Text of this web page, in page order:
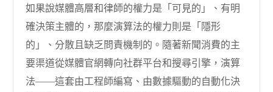
如果說媒體高層和律師的權力是「可見的」、有明
確決策主體的，那麼演算法的權力則是「隱形
的」、分散且缺乏問責機制的。隨著新聞消費的主
要渠道從媒體官網轉向社群平台和搜尋引擎，演算
法——這套由工程師編寫、由數據驅動的自動化決